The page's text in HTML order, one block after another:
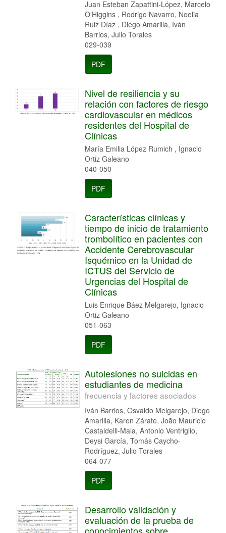
Juan Esteban Zapattini-López, Marcelo
O’Higgins , Rodrigo Navarro, Noelia
Ruiz Díaz , Diego Amarilla, Iván
Barrios, Julio Torales
029-039
PDF
Nivel de resiliencia y su
relación con factores de riesgo
cardiovascular en médicos
residentes del Hospital de
Clínicas
María Emilia López Rumich , Ignacio
Ortiz Galeano
040-050
PDF
Características clínicas y
tiempo de inicio de tratamiento
trombolítico en pacientes con
Accidente Cerebrovascular
Isquémico en la Unidad de
ICTUS del Servicio de
Urgencias del Hospital de
Clínicas
Luis Enrique Báez Melgarejo, Ignacio
Ortiz Galeano
051-063
PDF
Autolesiones no suicidas en
estudiantes de medicina
frecuencia y factores asociados
Iván Barrios, Osvaldo Melgarejo, Diego
Amarilla, Karen Zárate, João Mauricio
Castaldelli-Maia, Antonio Ventriglio,
Deysi García, Tomás Caycho-
Rodríguez, Julio Torales
064-077
PDF
Desarrollo validación y
evaluación de la prueba de